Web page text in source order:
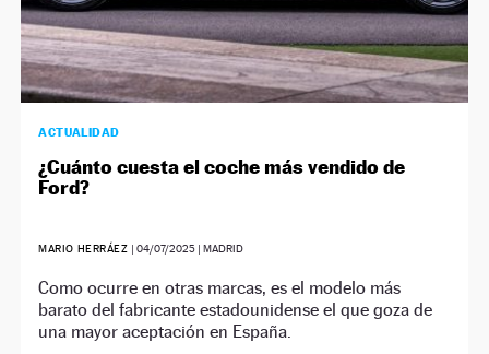
ACTUALIDAD
¿Cuánto cuesta el coche más vendido de
Ford?
MARIO HERRÁEZ | 04/07/2025| MADRID
Como ocurre en otras marcas, es el modelo más
barato del fabricante estadounidense el que goza de
una mayor aceptación en España.